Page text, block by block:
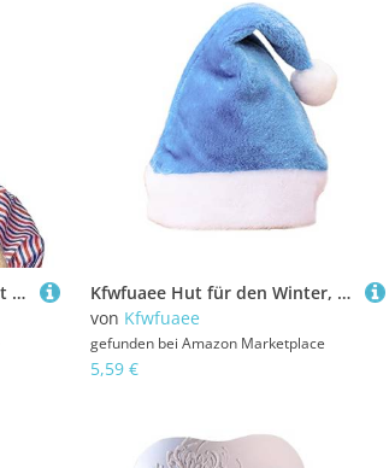
Kfwfuaee - Holländischer Hut aus weißer Spitze mit Schattenglas, niederländischer Kopfschmuck für Frauen, Feiertagsfeier, Cosplay-Events
Kfwfuaee Hut für den Winter, weich, breit, warm, Weihnachten, Weihnachtsmann, Samt, mehrfarbig, für Erwachsene und Kinder, Vintage, Wind, Winter
von Kfwfuaee
gefunden bei Amazon Marketplace
5,59 €